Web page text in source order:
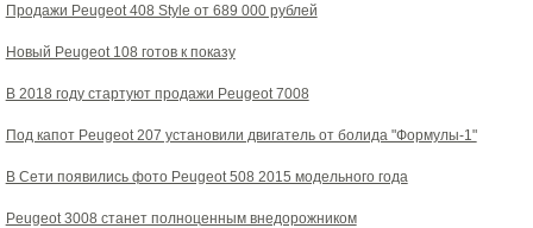
Продажи Peugeot 408 Style от 689 000 рублей
Новый Peugeot 108 готов к показу
В 2018 году стартуют продажи Peugeot 7008
Под капот Peugeot 207 установили двигатель от болида "Формулы-1"
В Сети появились фото Peugeot 508 2015 модельного года
Peugeot 3008 станет полноценным внедорожником